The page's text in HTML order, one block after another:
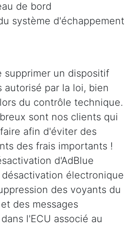
de bord
système d'échappement
supprimer un dispositif
autorisé par la loi, bien
du contrôle technique.
sont nos clients qui
afin d'éviter des
des frais importants !
d'AdBlue
électronique
des voyants du
des messages
l'ECU associé au